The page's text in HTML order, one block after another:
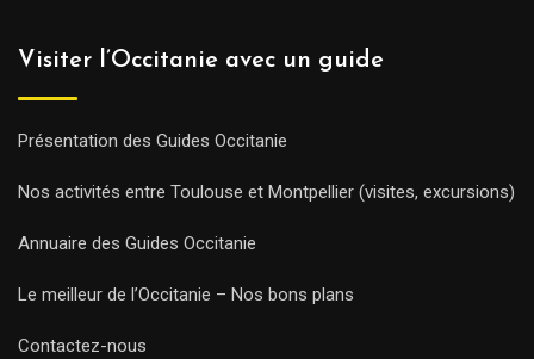
Visiter l’Occitanie avec un guide
Présentation des Guides Occitanie
Nos activités entre Toulouse et Montpellier (visites, excursions)
Annuaire des Guides Occitanie
Le meilleur de l’Occitanie – Nos bons plans
Contactez-nous